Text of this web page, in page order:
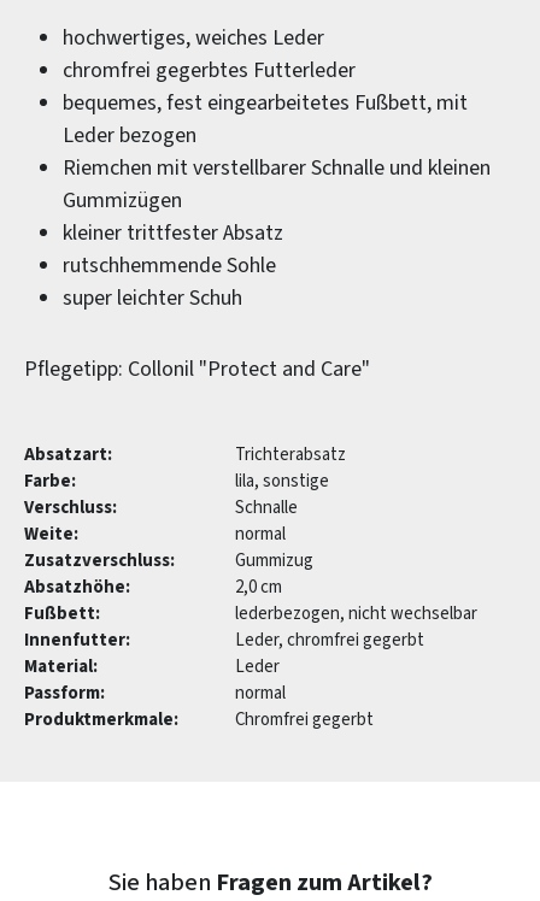
hochwertiges, weiches Leder
chromfrei gegerbtes Futterleder
bequemes, fest eingearbeitetes Fußbett, mit
Leder bezogen
Riemchen mit verstellbarer Schnalle und kleinen
Gummizügen
kleiner trittfester Absatz
rutschhemmende Sohle
super leichter Schuh
Pflegetipp: Collonil "Protect and Care"
Absatzart:
Trichterabsatz
Farbe:
lila, sonstige
Verschluss:
Schnalle
Weite:
normal
Zusatzverschluss:
Gummizug
Absatzhöhe:
2,0 cm
Fußbett:
lederbezogen, nicht wechselbar
Innenfutter:
Leder, chromfrei gegerbt
Material:
Leder
Passform:
normal
Produktmerkmale:
Chromfrei gegerbt
Sie haben Fragen zum Artikel?